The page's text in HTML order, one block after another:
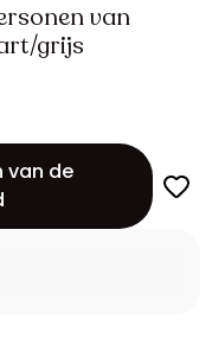
van
grijs
van de